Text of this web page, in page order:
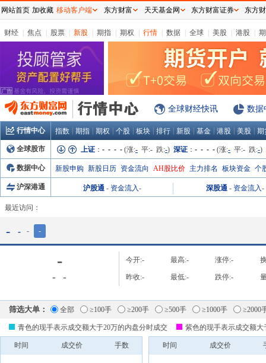
财经 焦点 股票 新股 期指 期权 行情 数据 全球 美股 港股
全球财经快讯 数据
行情中心 指数 期指 期权 个股 板块 排行 新股 基金 港股 美股 期
全球股市 上证 ： - - - - (涨:- 平:- 跌:-) 深证 ： - - - - (涨:- 平:- 跌:-)
数据中心 新股申购 新股日历 资金流向 AH股比价 主力排名 板块资金 个
沪深港通 沪股通 - 资金流入- 深股通 - 资金流入-
最近访问：
- - - -
-
- -
今开:- 最高:- 涨停:-
昨收:- 最低:- 跌停:-
筛选大单： 全部 ≥100手 ≥200手 ≥500手 ≥1000手 ≥2000
青色的现手表示成交额大于20万的内盘分时成交 紫色的现手表示成交额
时间 成交价 手数 时间 成交价
网站首页 加收藏 移动客户端 东方财富 天天基金网 东方财富证券 东方